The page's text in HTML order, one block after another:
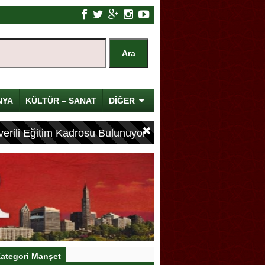
KÜLTÜR – SANAT DİĞER
Eğitim Kadrosu Bulunuyor
Manşet